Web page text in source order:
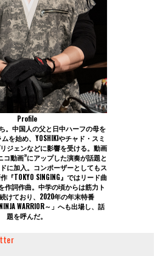
Profile
。中国人の父と日中ハーフの母を
を始め、YOSHIKIやチャド・スミ
ジェンなどに影響を受ける。動画
コ動画”にアップした演奏が話題と
に加入。コンポーザーとしてもス
『TOKYO SINGING』ではリード曲
作詞作曲。中学の頃からは筋力ト
けており、2020年の年末特番
WARRIOR～」へも出場し、話
題を呼んだ。